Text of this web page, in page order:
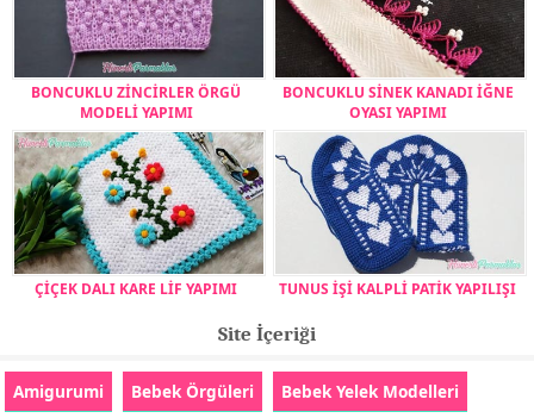
BONCUKLU ZİNCİRLER ÖRGÜ
MODELİ YAPIMI
BONCUKLU SİNEK KANADI İĞNE
OYASI YAPIMI
ÇİÇEK DALI KARE LİF YAPIMI TUNUS İŞİ KALPLİ PATİK YAPILIŞI
Site İçeriği
Amigurumi Bebek Örgüleri Bebek Yelek Modelleri